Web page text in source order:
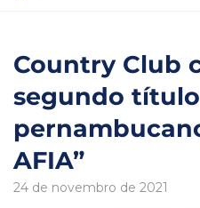
Country Club
segundo título
AFIA”
24 de novembro de 2021